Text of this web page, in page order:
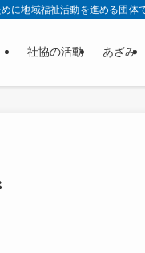
に地域福祉活動を進める団体で
社協の活動 あざみ